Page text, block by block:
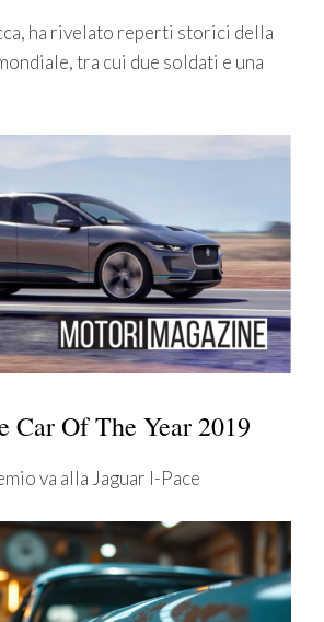
ha rivelato reperti storici della
tra cui due soldati e una
Car Of The Year 2019
va alla Jaguar I-Pace